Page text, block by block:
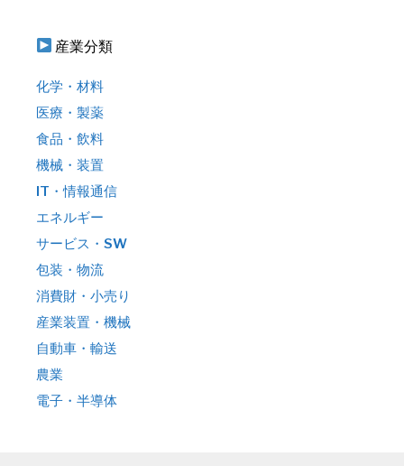
産業分類
化学・材料
医療・製薬
食品・飲料
機械・装置
IT・情報通信
エネルギー
サービス・SW
包装・物流
消費財・小売り
産業装置・機械
自動車・輸送
農業
電子・半導体